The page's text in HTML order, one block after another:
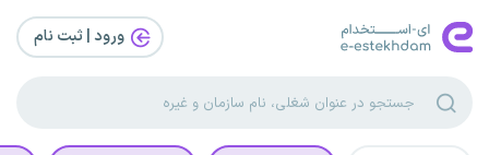
ورود | ثبت‌ نام